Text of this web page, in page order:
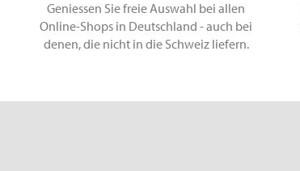
Geniessen Sie freie Auswahl bei allen
Online-Shops in Deutschland - auch bei
denen, die nicht in die Schweiz liefern.